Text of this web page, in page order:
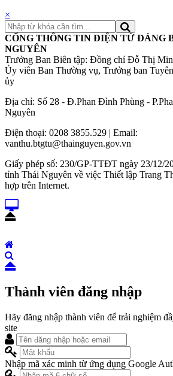
×
CỔNG THÔNG TIN ĐIỆN TỬ ĐẢNG
NGUYÊN
Trưởng Ban Biên tập: Đồng chí Đỗ Thị
Ủy viên Ban Thường vụ, Trưởng ban
ủy
Địa chỉ: Số 28 - Đ.Phan Đình Phùng -
Nguyên
Điện thoại: 0208 3855.529 | Email:
vanthu.btgtu@thainguyen.gov.vn
Giấy phép số: 230/GP-TTĐT ngày 23/12/
tỉnh Thái Nguyên về việc Thiết lập Trang
hợp trên Internet.
Thành viên đăng nhập
Hãy đăng nhập thành viên để trải nghiệm
site
Nhập mã xác minh từ ứng dụng Google